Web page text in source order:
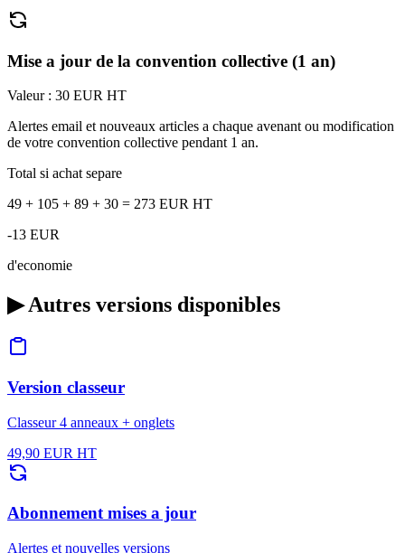
Mise a jour de la convention collective (1 an)
Valeur : 30 EUR HT
Alertes email et nouveaux articles a chaque avenant ou modification
de votre convention collective pendant 1 an.
Total si achat separe
49 + 105 + 89 + 30 = 273 EUR HT
-13 EUR
d'economie
▶Autres versions disponibles
Version classeur
Classeur 4 anneaux + onglets
49,90 EUR HT
Abonnement mises a jour
Alertes et nouvelles versions